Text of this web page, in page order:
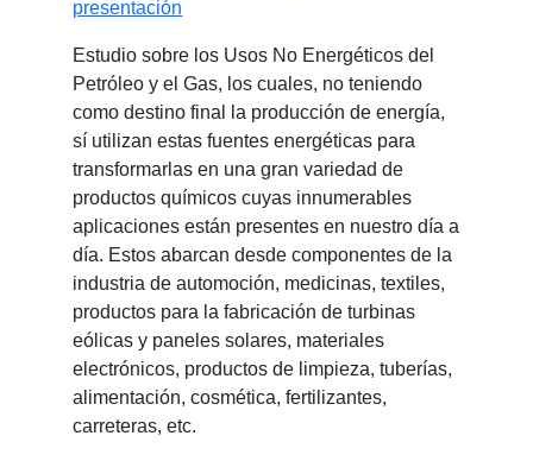
presentación
Estudio sobre los Usos No Energéticos del
Petróleo y el Gas, los cuales, no teniendo
como destino final la producción de energía,
sí utilizan estas fuentes ener­géticas para
transformarlas en una gran variedad de
productos químicos cuyas innumerables
aplicacio­nes están presentes en nuestro día a
día. Estos abarcan desde componentes de la
industria de automo­ción, medicinas, textiles,
productos para la fabricación de turbinas
eólicas y paneles solares, materiales
electrónicos, productos de limpieza, tuberías,
alimentación, cosmética, fertilizantes,
carreteras, etc.